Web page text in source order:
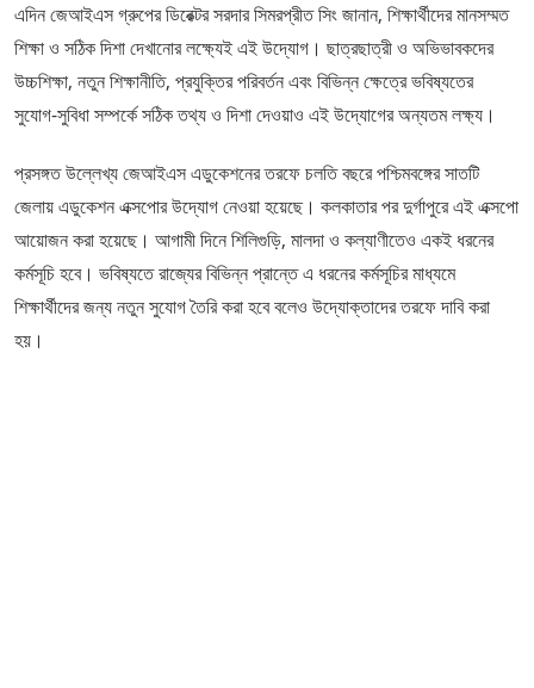
এদিন জেআইএস গ্রুপের ডিরেক্টর সরদার সিমরপ্রীত সিং জানান, শিক্ষার্থীদের মানসম্মত
শিক্ষা ও সঠিক দিশা দেখানোর লক্ষ্যেই এই উদ্যোগ। ছাত্রছাত্রী ও অভিভাবকদের
উচ্চশিক্ষা, নতুন শিক্ষানীতি, প্রযুক্তির পরিবর্তন এবং বিভিন্ন ক্ষেত্রে ভবিষ্যতের
সুযোগ-সুবিধা সম্পর্কে সঠিক তথ্য ও দিশা দেওয়াও এই উদ্যোগের অন্যতম লক্ষ্য।
প্রসঙ্গত উল্লেখ্য জেআইএস এডুকেশনের তরফে চলতি বছরে পশ্চিমবঙ্গের সাতটি
জেলায় এডুকেশন এক্সপোর উদ্যোগ নেওয়া হয়েছে। কলকাতার পর দুর্গাপুরে এই এক্সপো
আয়োজন করা হয়েছে। আগামী দিনে শিলিগুড়ি, মালদা ও কল্যাণীতেও একই ধরনের
কর্মসূচি হবে। ভবিষ্যতে রাজ্যের বিভিন্ন প্রান্তে এ ধরনের কর্মসূচির মাধ্যমে
শিক্ষার্থীদের জন্য নতুন সুযোগ তৈরি করা হবে বলেও উদ্যোক্তাদের তরফে দাবি করা
হয়।